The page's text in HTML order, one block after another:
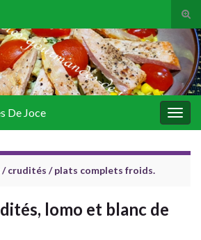
De Joce
/ crudités / plats complets froids.
lomo et blanc de